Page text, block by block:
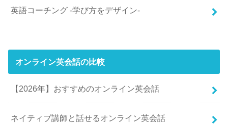
英語コーチング -学び方をデザイン-
オンライン英会話の比較
【2026年】おすすめのオンライン英会話
ネイティブ講師と話せるオンライン英会話